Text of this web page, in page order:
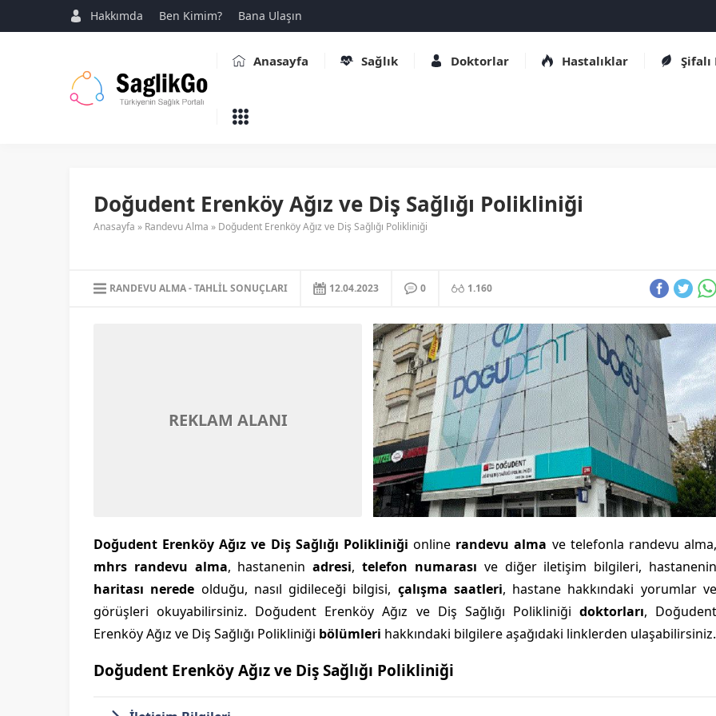
Hakkımda Ben Kimim? Bana Ulaşın
Anasayfa Sağlık Doktorlar Hastalıklar
Doğudent Erenköy Ağız ve Diş Sağlığı Polikliniği
Anasayfa » Randevu Alma » Doğudent Erenköy Ağız ve Diş Sağlığı Polikliniği
RANDEVU ALMA TAHLIL SONUÇLARI 12.04.2023 0 1.160
REKLAM ALANI
Doğudent Erenköy Ağız ve Diş Sağlığı Polikliniğionline randevu alma ve telefonla randevu
mhrs randevu alma, hastaneninadresi,telefon numarası ve diğer iletişim bilgileri,
haritası nerede olduğu, nasıl gidileceği bilgisi, çalışma saatleri, hastane hakkındaki yorumlar
görüşleri okuyabilirsiniz. Doğudent Erenköy Ağız ve Diş Sağlığı Polikliniği doktorları,
Erenköy Ağız ve Diş Sağlığı Polikliniği bölümleri hakkındaki bilgilere aşağıdaki linklerden ulaşabilirsiniz.
Doğudent Erenköy Ağız ve Diş Sağlığı Polikliniği